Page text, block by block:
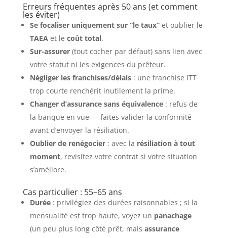
Erreurs fréquentes après 50 ans (et comment
les éviter)
Se focaliser uniquement sur “le taux”et oublier le
TAEAet le coût total.
Sur-assurer(tout cocher par défaut) sans lien avec
votre statut ni les exigences du prêteur.
Négliger les franchises/délais: une franchise ITT
trop courte renchérit inutilement la prime.
Changer d’assurance sans équivalence: refus de
la banque en vue — faites valider la conformité
avant d’envoyer la résiliation.
Oublier de renégocier: avec la résiliation à tout
moment, revisitez votre contrat si votre situation
s’améliore.
Cas particulier : 55–65 ans
Durée: privilégiez des durées raisonnables ; si la
mensualité est trop haute, voyez un panachage
(un peu plus long côté prêt, mais assurance